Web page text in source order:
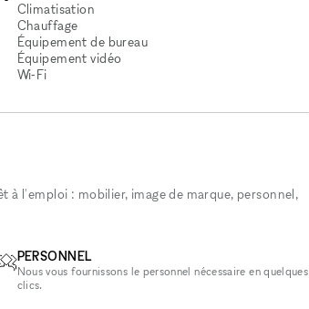
Climatisation
Chauffage
Équipement de bureau
Équipement vidéo
Wi‑Fi
à l'emploi : mobilier, image de marque, personnel,
PERSONNEL
Nous vous fournissons le personnel nécessaire en quelques
clics.